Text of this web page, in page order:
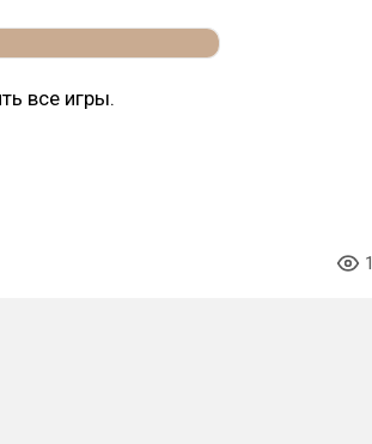
все игры.